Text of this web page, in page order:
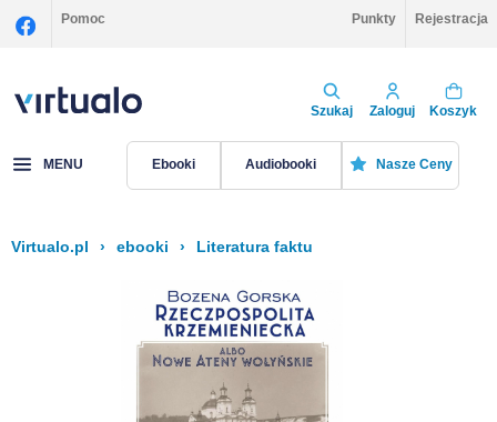
Pomoc Punkty Rejestracja
Szukaj Zaloguj Koszyk
MENU Ebooki Audiobooki Nasze Ceny
Virtualo.pl › ebooki › Literatura faktu